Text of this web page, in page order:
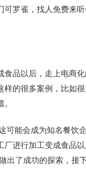
罗雀，找人免费来
品以后，走上电商
的很多案例，比如
可能会成为知名餐饮
进行加工变成食品
出了成功的探索，接